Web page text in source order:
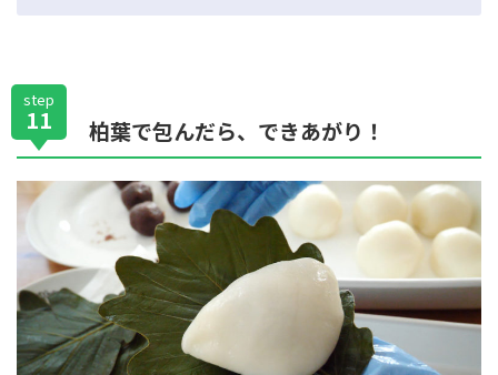
step
11 柏葉で包んだら、できあがり！